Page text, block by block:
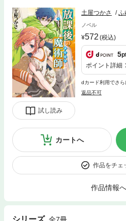
試し読み
土屋つかさ ふ
ノベル
572 (税込)
5
ポイント詳細
dカード利用でさ
返品不可
カートへ
作品をチェ
作品情報へ
シリーズ 全7冊